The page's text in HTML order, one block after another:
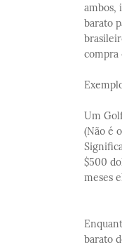
ambos,
barato
compra
Um
(Não é
$500
meses
barato